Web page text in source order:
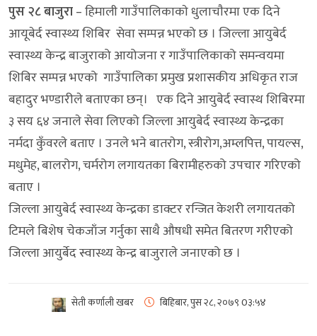
पुस २८ बाजुरा– हिमाली गाउँपालिकाकाे धुलाचाैरमा एक दिने
आयूबेर्द स्वास्थ्य शिबिर सेवा सम्पन्न भएको छ । जिल्ला आयुबेर्द
स्वास्थ्य केन्द्र बाजुराको आयोजना र गाउँपालिकाको समन्वयमा
शिबिर सम्पन्न भएको गाउँपालिका प्रमुख प्रशासकीय अधिकृत राज
बहादुर भण्डारीले बताएका छन्। एक दिने आयुबेर्द स्वास्थ शिबिरमा
३ सय ६४ जनाले सेवा लिएको जिल्ला आयुबेर्द स्वास्थ्य केन्द्रका
नर्मदा कुँवरले बताए । उनले भने बातराेग, स्त्रीरोग,अम्लपित्त, पायल्स,
मधुमेह, बालरोग, चर्मरोग लगायतका बिरामीहरुको उपचार गरिएको
बताए ।
जिल्ला आयुबेर्द स्वास्थ्य केन्द्रका डाक्टर रन्जित केशरी लगायतको
टिमले बिशेष चेकजाँज गर्नुका साथै औषधी समेत बितरण गरीएको
जिल्ला आयुर्बेद स्वास्थ्य केन्द्र बाजुराले जनाएको छ ।
सेती कर्णाली खबर बिहिबार, पुस २८, २०७९0३:५४